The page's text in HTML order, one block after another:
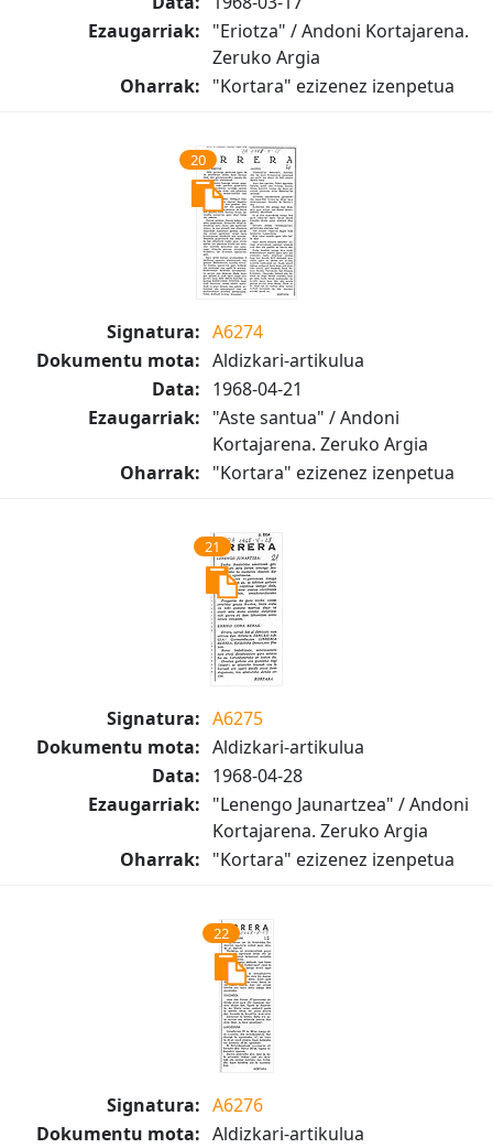
Ezaugarriak: "Eriotza" / Andoni Kortajarena.
Zeruko Argia
Oharrak: "Kortara" ezizenez izenpetua
20
Signatura: A6274
Dokumentu mota: Aldizkari-artikulua
Data: 1968-04-21
Ezaugarriak: "Aste santua" / Andoni
Kortajarena. Zeruko Argia
Oharrak: "Kortara" ezizenez izenpetua
21
Signatura: A6275
Dokumentu mota: Aldizkari-artikulua
Data: 1968-04-28
Ezaugarriak: "Lenengo Jaunartzea" / Andoni
Kortajarena. Zeruko Argia
Oharrak: "Kortara" ezizenez izenpetua
22
Signatura: A6276
Dokumentu mota: Aldizkari-artikulua